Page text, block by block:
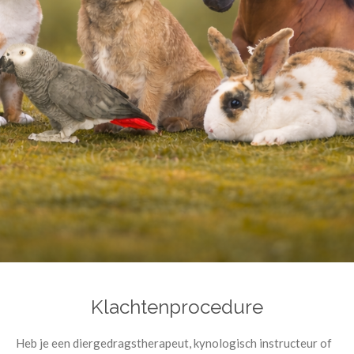
Klachtenprocedure
Heb je een diergedragstherapeut, kynologisch instructeur of